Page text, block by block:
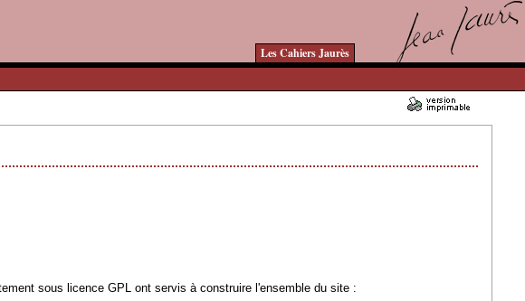
Les Cahiers Jaurès
sous licence GPL ont servis à construire l'ensemble du site :